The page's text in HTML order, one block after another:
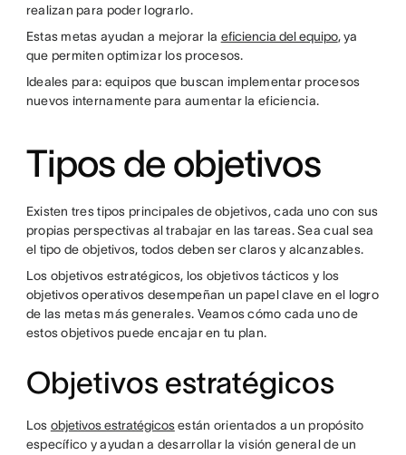
realizan para poder lograrlo.
Estas metas ayudan a mejorar la eficiencia del equipo, ya
que permiten optimizar los procesos.
Ideales para: equipos que buscan implementar procesos
nuevos internamente para aumentar la eficiencia.
Tipos de objetivos
Existen tres tipos principales de objetivos, cada uno con sus
propias perspectivas al trabajar en las tareas. Sea cual sea
el tipo de objetivos, todos deben ser claros y alcanzables.
Los objetivos estratégicos, los objetivos tácticos y los
objetivos operativos desempeñan un papel clave en el logro
de las metas más generales. Veamos cómo cada uno de
estos objetivos puede encajar en tu plan.
Objetivos estratégicos
Los objetivos estratégicosestán orientados a un propósito
específico y ayudan a desarrollar la visión general de un